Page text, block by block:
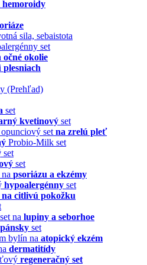
hemoroidy
sila, sebaistota
set
očné okolie
plesniach
(Prehľad)
set
kvetinový set
opunciový set na zrelú pleť
Probio-Milk set
set
set
psoriázu a ekzémy
hypoalergénny set
na citlivú pokožku
na lupiny a seborhoe
set
bylín na atopický ekzém
dermatitídy
regeneračný set